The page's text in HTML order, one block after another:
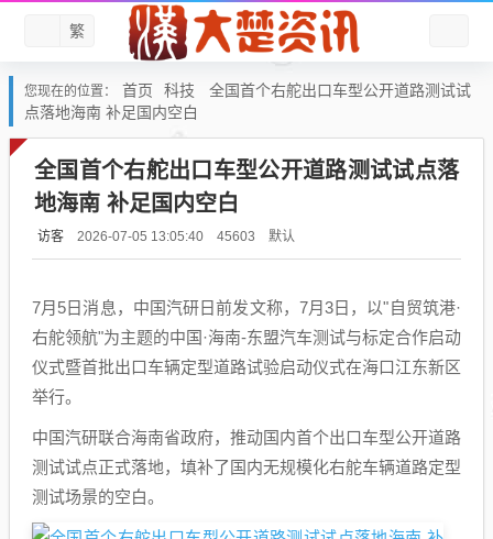
繁
您现在的位置： 首页 科技
全国首个右舵出口车型公开道路测试试
点落地海南 补足国内空白
全国首个右舵出口车型公开道路测试试点落
地海南 补足国内空白
访客 2026-07-05 13:05:40 45603 默认
7月5日消息，中国汽研日前发文称，7月3日，以"自贸筑港·
右舵领航"为主题的中国·海南-东盟汽车测试与标定合作启动
仪式暨首批出口车辆定型道路试验启动仪式在海口江东新区
举行。
中国汽研联合海南省政府，推动国内首个出口车型公开道路
测试试点正式落地，填补了国内无规模化右舵车辆道路定型
测试场景的空白。